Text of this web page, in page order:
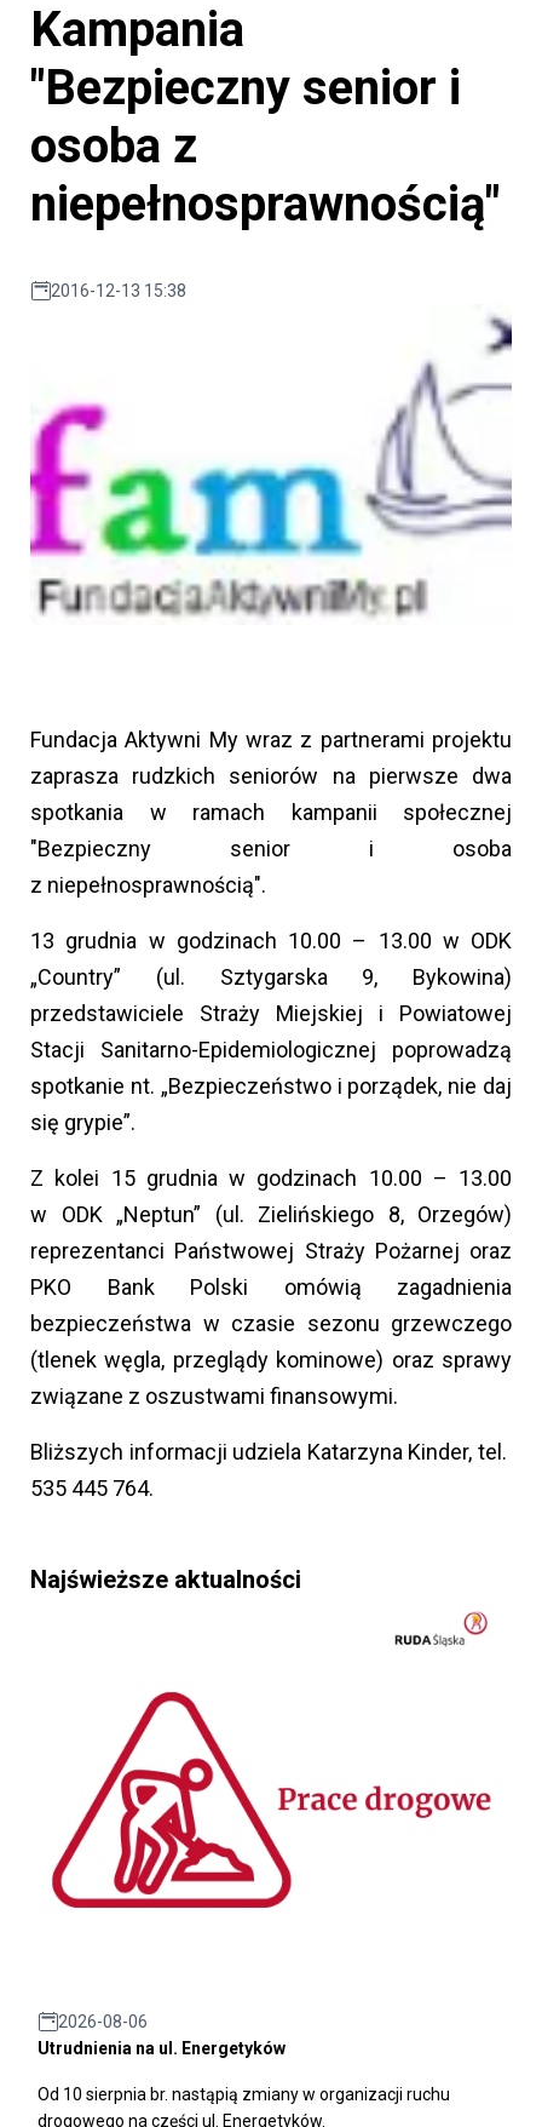
Kampania
"Bezpieczny senior i
osoba z
niepełnosprawnością"
2016-12-13 15:38
Fundacja Aktywni My wraz z partnerami projektu
zaprasza rudzkich seniorów na pierwsze dwa
spotkania w ramach kampanii społecznej
"Bezpieczny senior i osoba
z niepełnosprawnością".
13 grudnia w godzinach 10.00 – 13.00 w ODK
„Country” (ul. Sztygarska 9, Bykowina)
przedstawiciele Straży Miejskiej i Powiatowej
Stacji Sanitarno-Epidemiologicznej poprowadzą
spotkanie nt. „Bezpieczeństwo i porządek, nie daj
się grypie”.
Z kolei 15 grudnia w godzinach 10.00 – 13.00
w ODK „Neptun” (ul. Zielińskiego 8, Orzegów)
reprezentanci Państwowej Straży Pożarnej oraz
PKO Bank Polski omówią zagadnienia
bezpieczeństwa w czasie sezonu grzewczego
(tlenek węgla, przeglądy kominowe) oraz sprawy
związane z oszustwami finansowymi.
Bliższych informacji udziela Katarzyna Kinder, tel.
535 445 764.
Najświeższe aktualności
2026-08-06
Utrudnienia na ul. Energetyków
Od 10 sierpnia br. nastąpią zmiany w organizacji ruchu
drogowego na części ul. Energetyków.